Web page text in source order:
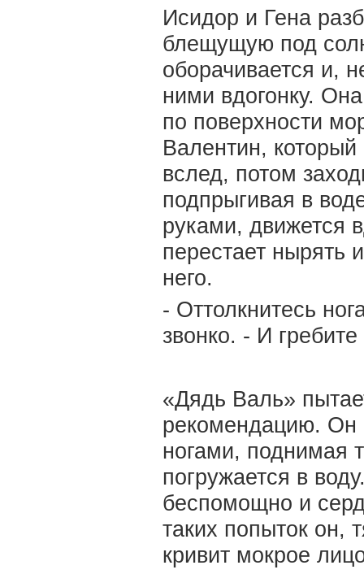
Исидор и Гена
блещущую под
оборачивается и,
ними вдогонку.
по поверхности
Валентин, который
вслед, потом
подпрыгивая в
руками, движется
перестает нырять
него.
- Оттолкнитесь
звонко. - И
«Дядь Валь»
рекомендацию. Он
ногами, поднимая
погружается в
беспомощно и
таких попыток он,
кривит мокрое